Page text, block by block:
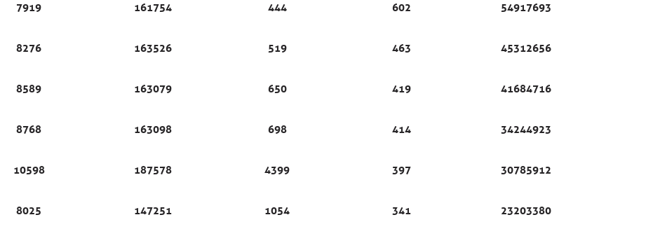
7919 161754 444 602 54917693
8276 163526 519 463 45312656
8589 163079 650 419 41684716
8768 163098 698 414 34244923
10598 187578 4399 397 30785912
8025 147251 1054 341 23203380